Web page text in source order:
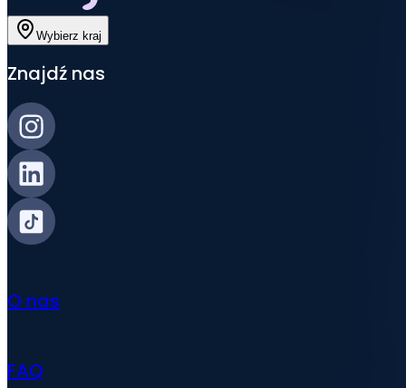
Wybierz kraj
Znajdź nas
O nas
FAQ